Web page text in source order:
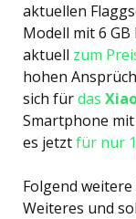
aktuellen
Modell mit 6 GB
aktuell zum
hohen
sich fürdas
Smartphone mit
es jetztfür nur
Folgend
Weiteres und